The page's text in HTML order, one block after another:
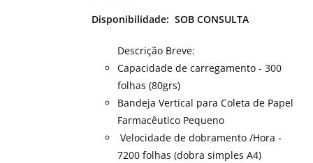
Disponibilidade: SOB CONSULTA
Descrição Breve:
Capacidade de carregamento - 300
folhas (80grs)
Bandeja Vertical para Coleta de Papel
Farmacêutico Pequeno
Velocidade de dobramento /Hora -
7200 folhas (dobra simples A4)